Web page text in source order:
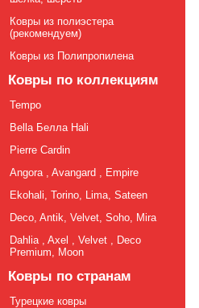
Ковры из полиэстера
(рекомендуем)
Ковры из Полипропилена
Ковры по коллекциям
Tempo
Bella Белла Hali
Pierre Cardin
Angora , Avangard , Empire
Ekohali, Torino, Lima, Sateen
Deco, Antik, Velvet, Soho, Mira
Dahlia , Axel , Velvet , Deco
Premium, Moon
Ковры по странам
Турецкие ковры